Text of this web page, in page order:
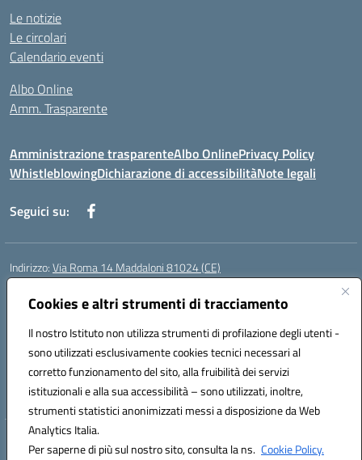
Cookies e altri strumenti di tracciamento
Il nostro Istituto non utilizza strumenti di profilazione degli utenti -
sono utilizzati esclusivamente cookies tecnici necessari al
corretto funzionamento del sito, alla fruibilità dei servizi
istituzionali e alla sua accessibilità – sono utilizzati, inoltre,
strumenti statistici anonimizzati messi a disposizione da Web
Analytics Italia.
Per saperne di più sul nostro sito, consulta la ns. Cookie Policy.
Le notizie
Le circolari
Calendario eventi
Albo Online
Amm. Trasparente
Amministrazione trasparenteAlbo OnlinePrivacy Policy
WhistleblowingDichiarazione di accessibilitàNote legali
Seguici su:
Indirizzo:Via Roma 14 Maddaloni 81024 (CE)
Centralino:
Posta elettronica certificata (PEC):ceic8an00r@pec.istruzione.it
Codice fiscale: 80006190617
Codice meccanografico:CEIC8AN00R
Codice Indice delle Pubbliche Amministrazioni (IPA): icmvce
Codice unico di fatturazione (CUF): UFORSV
Hosting & Powered by 3D Solution S.r.l.